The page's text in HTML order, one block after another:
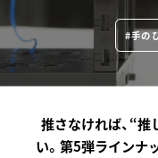
#手の
推さなければ、“
い。 第5弾ラインナ